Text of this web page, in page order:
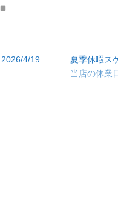
2026/4/19
夏季休暇ス
当店の休業